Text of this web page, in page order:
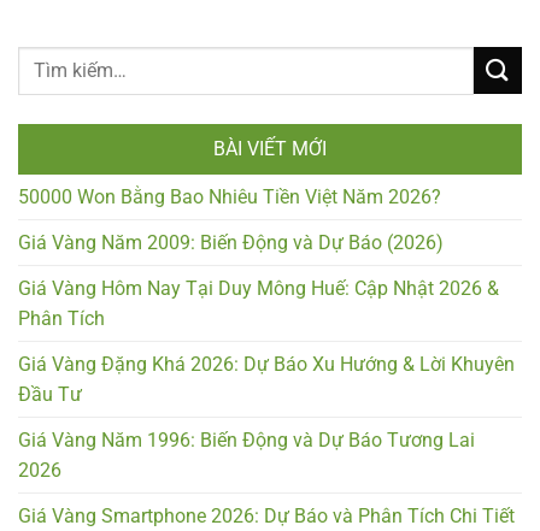
BÀI VIẾT MỚI
50000 Won Bằng Bao Nhiêu Tiền Việt Năm 2026?
Giá Vàng Năm 2009: Biến Động và Dự Báo (2026)
Giá Vàng Hôm Nay Tại Duy Mông Huế: Cập Nhật 2026 &
Phân Tích
Giá Vàng Đặng Khá 2026: Dự Báo Xu Hướng & Lời Khuyên
Đầu Tư
Giá Vàng Năm 1996: Biến Động và Dự Báo Tương Lai
2026
Giá Vàng Smartphone 2026: Dự Báo và Phân Tích Chi Tiết